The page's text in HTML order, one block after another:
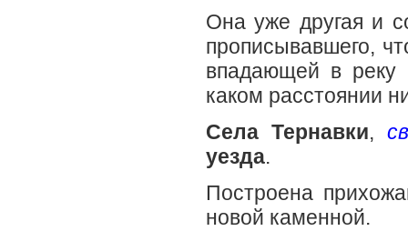
Она уже другая и
прописывавшего,
впадающей в реку
каком расстоянии
Села Тернавки,
уезда.
Построена
новой каменной.